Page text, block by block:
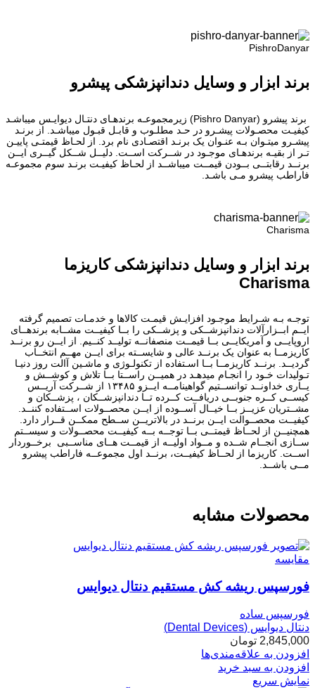
PishroDanyar
برند ابزار و وسایل دندانپزشکی پیشرو
برند پیشرو (Pishro Danyar) زیرمجموعـه برندهـای دنتـال دیوایـس میباشـد
کیفیـت محصـولات پیشـرو در حـد مطلـوب و قابـل قبـول میباشـد. از برنـد
پیشـرو میتـوان بـه عنـوان یک برنـد اقتصـادی نام برد. از لحـاظ قیمتـی پاییـن
تـر از بقیـه برندهـای موجـود در شــرکت اســت. دلیــل شــکل گیــری ایــن
برنــد رقابتــی بــودن قیمــت میباشــد از لحـاظ کیفیـت برنـد سوم مجموعـه
فاراطب پیشرو مـی باشـد.
Charisma
برند ابزار و وسایل دندانپزشکی کاریزما
Charisma
توجـه بـه شـرایط موجـود افزایـش قیمـت کالاها و خدمـات تصمیم گرفته
ایــم ابــزارآلات دندانپزشــکی و پزشــکی را بــا کیفیــت مشــابه برندهــای
اروپایــی و آمریکایــی بــا قیمــت منصفانــه تولیــد کنــیم. از ایــن رو برنــد
کاریزمــا به عنوان یک برنــد عالی و شایســته برای ایــن مهــم انتخــاب
گردیــد. برنــد کاریزمــا بــا اسـتفاده از تکنولـوژی و ماشـین آالت روز دنیـا
تـولیدات خـود را انجـام میدهـد در همیــن راســتا بــا تلاش و کوشــش و
یــاری خداونــد توانســتیم گواهینامــه ایــزو ۱۳۴۸۵ از شــرکت آریــس
کیســی کــره جنوبــی دریافــت کــرده تــا دندانپزشــکان ، پزشــکان و
مشــتریان عزیــز بــا خیــال آســوده از ایــن محصــولات اســتفاده کننــد.
کیفیــت محصــوالت ایــن برنــد در بالاتریــن ســطح ممکــن قــرار دارد.
همچنیــن از لحــاظ قیمتــی بــا توجــه بــه کیفیــت محصــولات و سیســتم
ســازی انجــام شــده و مــواد اولیــه از قیمــت هــای مناســبی برخــوردار
اســت. کاریزما از لحــاظ کیفیــت، برنــد اول مجموعــه فاراطب پیشرو
مــی باشــد.
محصولات مشابه
مقایسه
فورسپس ریشه کش مستقیم دنتال دیوایس
فورسپس ساده
دنتال دیوایس (Dental Devices)
2,845,000 تومان
افزودن به علاقه‌مندی‌ها
افزودن به سبد خرید
نمایش سریع